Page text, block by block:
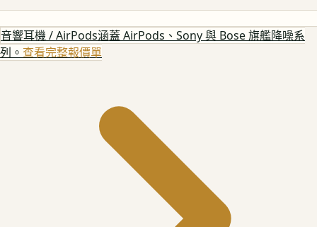
音響耳機 / AirPods涵蓋 AirPods、Sony 與 Bose 旗艦降噪系
列。 查看完整報價單